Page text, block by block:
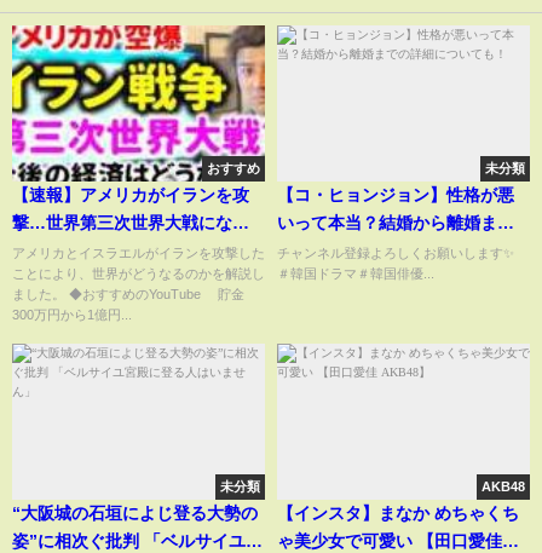
おすすめ
【速報】アメリカがイランを攻
撃…世界第三次世界大戦にな
る？今後の経済を予想
アメリカとイスラエルがイランを攻撃した
ことにより、世界がどうなるのかを解説し
ました。 ◆おすすめのYouTube 貯金
300万円から1億円...
未分類
【コ・ヒョンジョン】性格が悪
いって本当？結婚から離婚まで
の詳細についても！
チャンネル登録よろしくお願いします✨
＃韓国ドラマ＃韓国俳優...
未分類
“大阪城の石垣によじ登る大勢の
姿”に相次ぐ批判 「ベルサイユ宮
AKB48
【インスタ】まなか めちゃくち
ゃ美少女で可愛い 【田口愛佳